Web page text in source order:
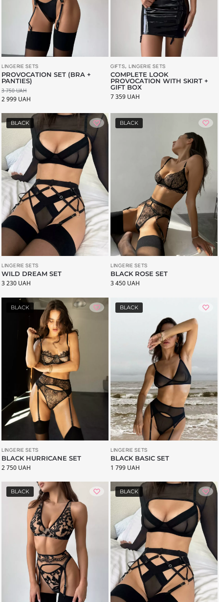
LINGERIE SETS
PROVOCATION SET (BRA +
PANTIES)
3 750UAH
2 999 UAH
GIFTS, LINGERIE SETS
COMPLETE LOOK
PROVOCATION WITH SKIRT +
GIFT BOX
7 359 UAH
BLACK
LINGERIE SETS
WILD DREAM SET
3 230 UAH
BLACK
LINGERIE SETS
BLACK ROSE SET
3 450 UAH
BLACK
LINGERIE SETS
BLACK HURRICANE SET
2 750 UAH
BLACK
LINGERIE SETS
BLACK BASIC SET
1 799 UAH
BLACK BLACK